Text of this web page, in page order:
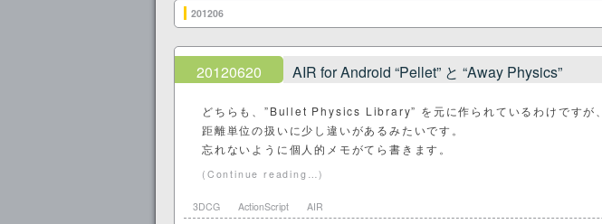
201206
20120620 AIR for Android “Pellet” と “Away Physics”
どちらも、”Bullet Physics Library” を元に作られているわけですが、
距離単位の扱いに少し違いがあるみたいです。
忘れないように個人的メモがてら書きます。
(Continue reading…)
3DCG ActionScript AIR